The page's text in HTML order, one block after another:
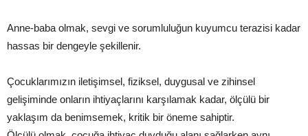
Anne-baba olmak, sevgi ve sorumluluğun kuyumcu terazisi kadar
hassas bir dengeyle şekillenir.
Çocuklarımızın iletişimsel, fiziksel, duygusal ve zihinsel
gelişiminde onların ihtiyaçlarını karşılamak kadar, ölçülü bir
yaklaşım da benimsemek, kritik bir öneme sahiptir.